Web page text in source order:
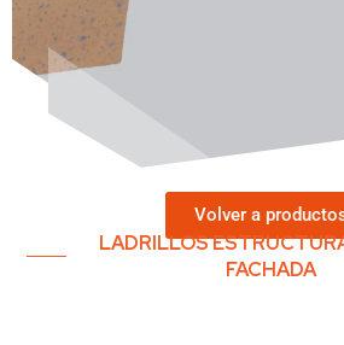
Volver a
LADRILLOS
FACHADA